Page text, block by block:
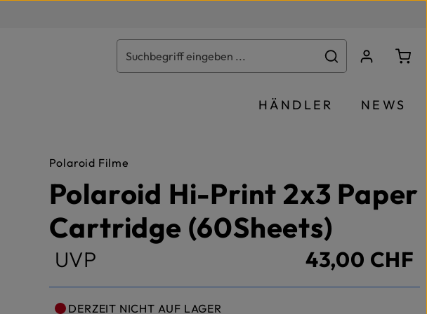
HÄNDLER NEWS
Polaroid Filme
Polaroid Hi-Print 2x3 Paper
Cartridge (60Sheets)
UVP 43,00 CHF
DERZEIT NICHT AUF LAGER